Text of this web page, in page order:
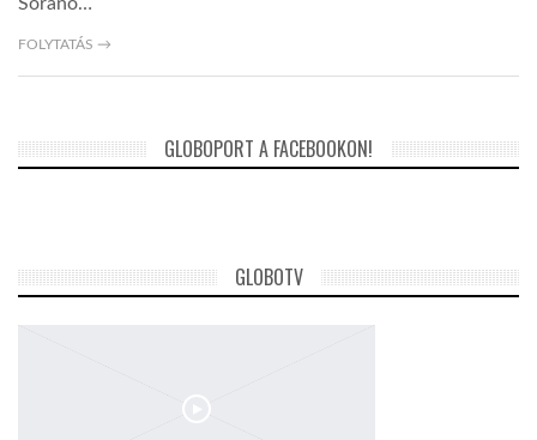
FOLYTATÁS →
GLOBOPORT A FACEBOOKON!
GLOBOTV